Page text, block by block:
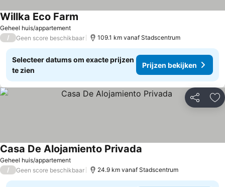
Geheel huis/appartement
Willka Eco Farm
/ Geen score beschikbaar 109.1 km vanaf Stadscentrum
Selecteer datums om exacte prijzen
te zien
Prijzen bekijken
Delen
Geheel huis/appartement
Casa De Alojamiento Privada
/ Geen score beschikbaar 24.9 km vanaf Stadscentrum